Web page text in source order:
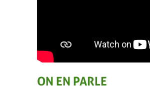
ON EN PARLE